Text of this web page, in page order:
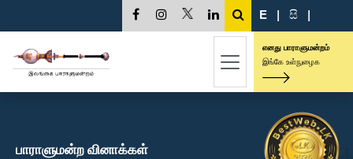
E | සි |
எனது பாராளுமன்றம்
இங்கே உள்நுழைக
பாராளுமன்ற வினாக்கள்